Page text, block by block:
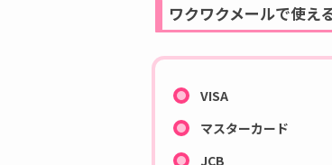
ワクワクメールで使え
VISA
マスターカード
JCB